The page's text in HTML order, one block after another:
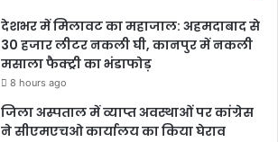
देशभर में मिलावट का महाजाल: अहमदाबाद से
30 हजार लीटर नकली घी, कानपुर में नकली
मसाला फैक्ट्री का भंडाफोड़
8 hours ago
जिला अस्पताल में व्याप्त अवस्थाओं पर कांग्रेस
ने सीएमएचओ कार्यालय का किया घेराव